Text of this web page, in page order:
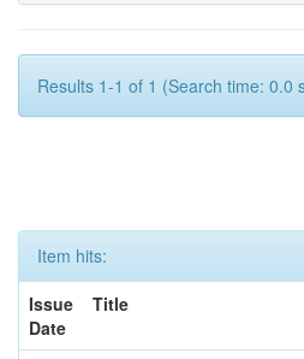
Results 1-1 of 1 (Search time: 0.0
Item hits:
Issue
Date
Title